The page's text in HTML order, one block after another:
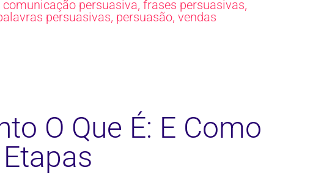
comunicação persuasiva, frases persuasivas,
persuasivas, persuasão, vendas
O Que É: E Como